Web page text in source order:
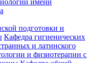
имени
подготовки и
Кафедра гигиенических
и латинского
и физиотерапии с